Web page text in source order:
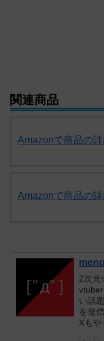
関連商品
Amazonで商品の
Amazonで商品の
menu
2次元
い話
を発
Xもや